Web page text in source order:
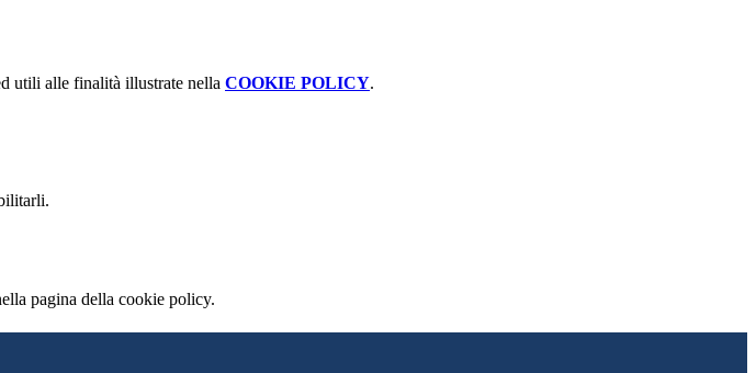
utili alle finalità illustrate nella COOKIE POLICY.
pagina della cookie policy.